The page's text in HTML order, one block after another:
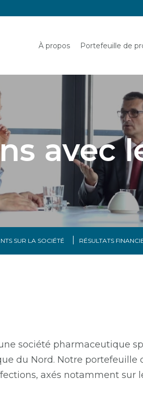
Français
À propos Portefeuille de
avec
SUR LA SOCIÉTÉ RÉSULTATS
société pharmaceutique
du Nord. Notre
axés notamment sur